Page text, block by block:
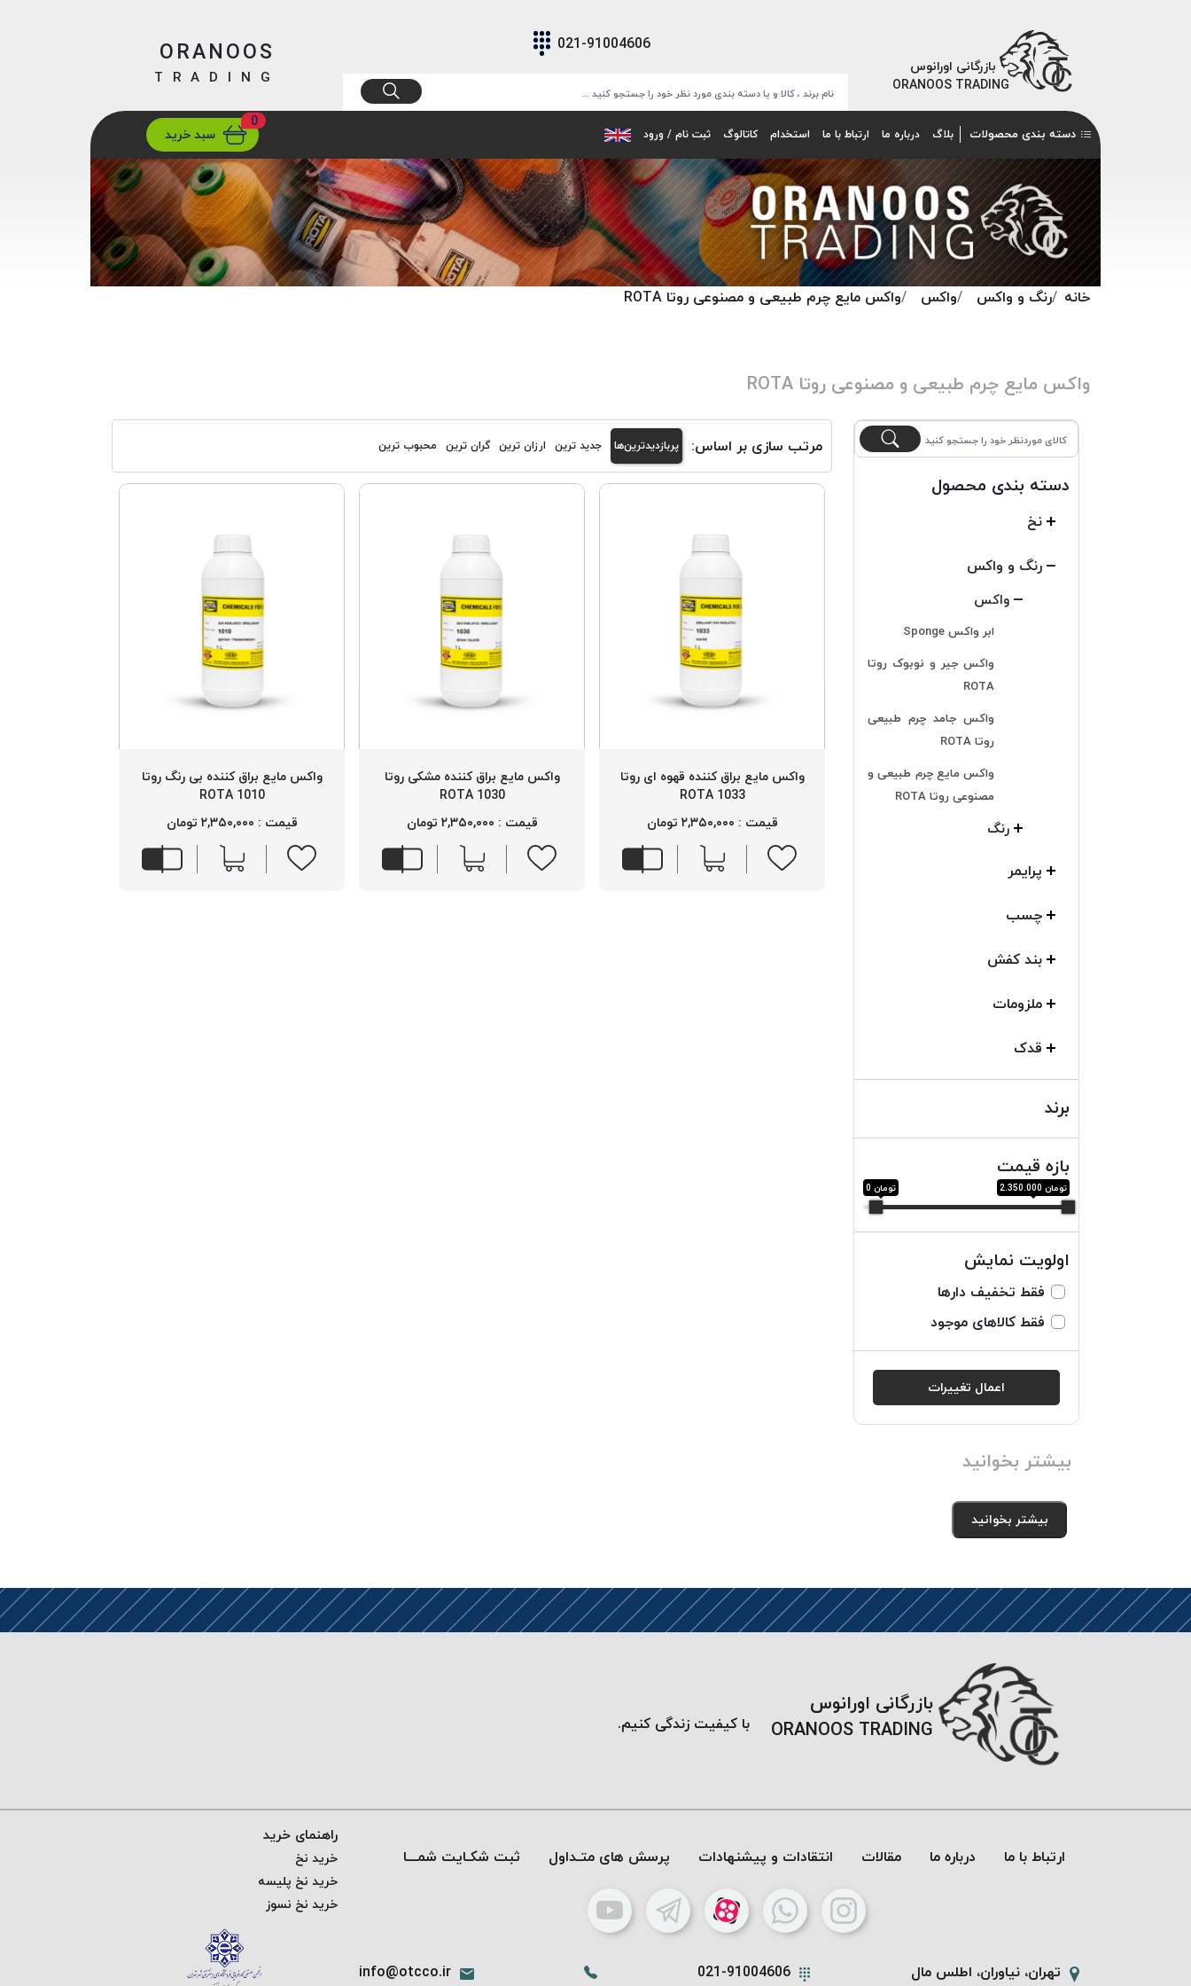
بازرگانی اورانوس
ORANOOS TRADING
021-91004606
ارسالتهران/ تهران
ORANOOS
TRADING
دسته بندی محصولات بلاگ درباره ما ارتباط با ما استخدام کاتالوگ ثبت نام / ورود
0
سبد خرید
خانه رنگ و واکس واکس واکس مایع چرم طبیعی و مصنوعی روتا ROTA
واکس مایع چرم طبیعی و مصنوعی روتا ROTA
دسته بندی محصول
نخ
رنگ و واکس
واکس
ابر واکس Sponge
واکس جیر و نوبوک روتا
ROTA
واکس جامد چرم طبیعی
روتا ROTA
واکس مایع چرم طبیعی و
مصنوعی روتا ROTA
رنگ
پرایمر
چسب
بند کفش
ملزومات
قدک
برند
بازه قیمت
تومان 0 تومان 2.350.000
اولویت نمایش
فقط تخفیف دارها
فقط کالاهای موجود
اعمال تغییرات
مرتب سازی بر اساس: پربازدیدترین‌ها جدید ترین ارزان ترین گران ترین محبوب ترین
واکس مایع براق کننده قهوه ای روتا
1033 ROTA
قیمت : ۲,۳۵۰,۰۰۰ تومان
واکس مایع براق کننده مشکی روتا
1030 ROTA
قیمت : ۲,۳۵۰,۰۰۰ تومان
واکس مایع براق کننده بی رنگ روتا
1010 ROTA
قیمت : ۲,۳۵۰,۰۰۰ تومان
بیشتر بخوانید
بیشتر بخوانید
بازرگانی اورانوس
ORANOOS TRADING
با کیفیت زندگی کنیم.
ارتباط با ما درباره ما مقالات انتقادات و پیشنهادات پرسش های متـداول ثبت شکـایت شمـــا
تهران، نیاوران، اطلس مال 021-91004606
info@otcco.ir
راهنمای خرید
خرید نخ
خرید نخ پلیسه
خرید نخ نسوز